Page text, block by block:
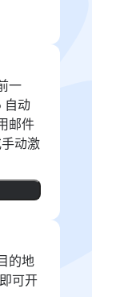
一
自动
邮件
动激
的地
可开